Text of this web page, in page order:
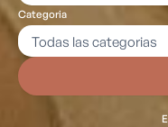
Categoria